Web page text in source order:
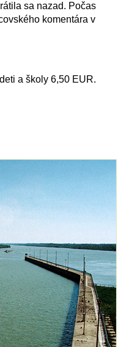
sa nazad. Počas
komentára v
a školy 6,50 EUR.